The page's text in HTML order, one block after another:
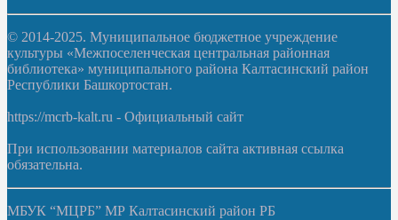
© 2014-2025. Муниципальное бюджетное учреждение
культуры «Межпоселенческая центральная районная
библиотека» муниципального района Калтасинский район
Республики Башкортостан.
https://mcrb-kalt.ru - Официальный сайт
При использовании материалов сайта активная ссылка
обязательна.
МБУК “МЦРБ” МР Калтасинский район РБ